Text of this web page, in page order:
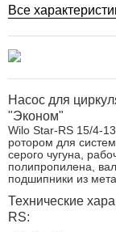
Все
Насос для
"Эконом"
Wilo Star-RS 15/4-
ротором для
серого чугуна,
полипропилена,
подшипники из
Технические
RS: